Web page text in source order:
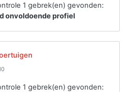
1 gebrek(en) gevonden:
onvoldoende profiel
1 gebrek(en) gevonden: